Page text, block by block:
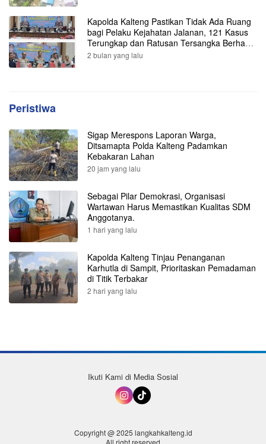
Kapolda Kalteng Pastikan Tidak Ada Ruang
bagi Pelaku Kejahatan Jalanan, 121 Kasus
Terungkap dan Ratusan Tersangka Berhasil
Dibekuk
2 bulan yang lalu
Peristiwa
Sigap Merespons Laporan Warga,
Ditsamapta Polda Kalteng Padamkan
Kebakaran Lahan
20 jam yang lalu
Sebagai Pilar Demokrasi, Organisasi
Wartawan Harus Memastikan Kualitas SDM
Anggotanya.
1 hari yang lalu
Kapolda Kalteng Tinjau Penanganan
Karhutla di Sampit, Prioritaskan Pemadaman
di Titik Terbakar
2 hari yang lalu
Ikuti Kami di Media Sosial
Copyright @ 2025 langkahkalteng.id